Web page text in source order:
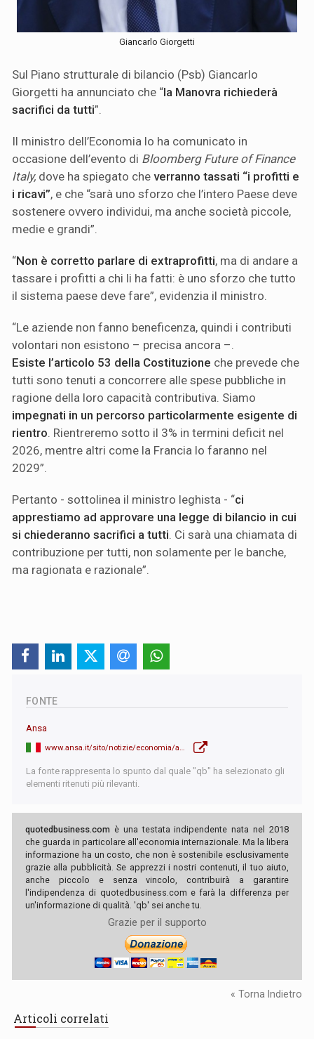
Giancarlo Giorgetti
Sul Piano strutturale di bilancio (Psb) Giancarlo
Giorgetti ha annunciato che “la Manovra richiederà
sacrifici da tutti”.
Il ministro dell’Economia lo ha comunicato in
occasione dell’evento di Bloomberg Future of Finance
Italy, dove ha spiegato che verranno tassati “i profitti e
i ricavi”, e che “sarà uno sforzo che l’intero Paese deve
sostenere ovvero individui, ma anche società piccole,
medie e grandi”.
“Non è corretto parlare di extraprofitti, ma di andare a
tassare i profitti a chi li ha fatti: è uno sforzo che tutto
il sistema paese deve fare”, evidenzia il ministro.
“Le aziende non fanno beneficenza, quindi i contributi
volontari non esistono – precisa ancora –.
Esiste l’articolo 53 della Costituzione che prevede che
tutti sono tenuti a concorrere alle spese pubbliche in
ragione della loro capacità contributiva. Siamo
impegnati in un percorso particolarmente esigente di
rientro . Rientreremo sotto il 3% in termini deficit nel
2026, mentre altri come la Francia lo faranno nel
2029”.
Pertanto - sottolinea il ministro leghista - “ci
apprestiamo ad approvare una legge di bilancio in cui
si chiederanno sacrifici a tutti . Ci sarà una chiamata di
contribuzione per tutti, non solamente per le banche,
ma ragionata e razionale”.
FONTE
Ansa
La fonte rappresenta lo spunto dal quale "qb" ha selezionato gli
elementi ritenuti più rilevanti.
quotedbusiness.com è una testata indipendente nata nel 2018
che guarda in particolare all'economia internazionale. Ma la libera
informazione ha un costo, che non è sostenibile esclusivamente
grazie alla pubblicità. Se apprezzi i nostri contenuti, il tuo aiuto,
anche piccolo e senza vincolo, contribuirà a garantire
l'indipendenza di quotedbusiness.com e farà la differenza per
un'informazione di qualità. 'qb' sei anche tu.
Grazie per il supporto
« Torna Indietro
Articoli correlati